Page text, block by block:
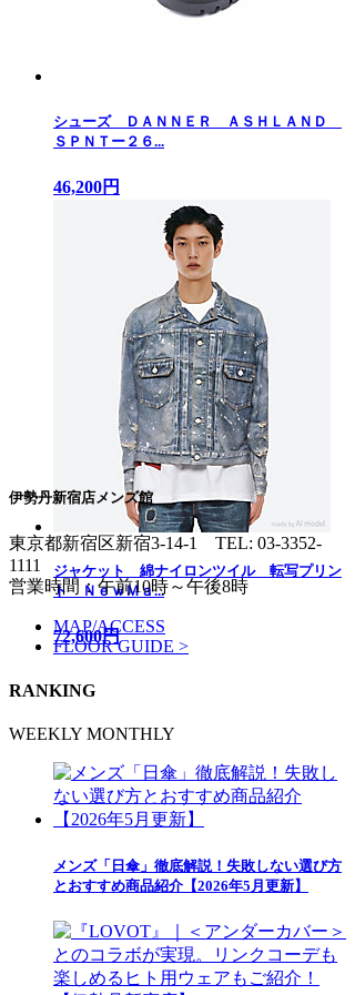
シューズ ＤＡＮＮＥＲ ＡＳＨＬＡＮＤ
ＳＰＮＴー２６...
46,200円
ジャケット 綿ナイロンツイル 転写プリン
ト ＮｅｗＭａ...
72,600円
伊勢丹新宿店メンズ館
東京都新宿区新宿3-14-1 TEL: 03-3352-
1111
営業時間：午前10時～午後8時
MAP/ACCESS
FLOOR GUIDE >
RANKING
WEEKLY MONTHLY
メンズ「日傘」徹底解説！失敗しない選び方
とおすすめ商品紹介【2026年5月更新】